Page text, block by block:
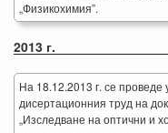
„Физикохимия”.
2013 г.
На 18.12.2013 г. се
дисертационния труд на
„Изследване на оптични и